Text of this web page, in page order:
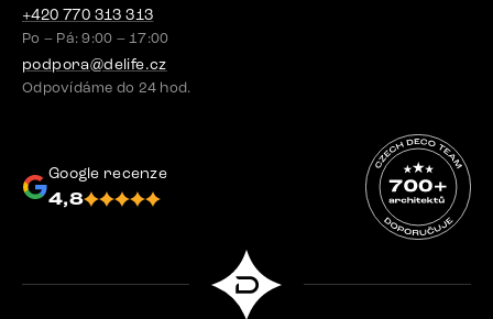
+420 770 313 313
Po – Pá: 9:00 – 17:00
podpora@delife.cz
Odpovídáme do 24 hod.
Google recenze
4,8